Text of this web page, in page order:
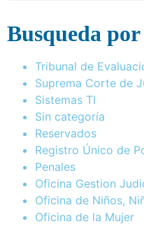
Busqueda
Tribunal de
Suprema Corte de
Sistemas TI
Sin categoría
Reservados
Registro Único de
Penales
Oficina Gestion
Oficina de Niños,
Oficina de la Mujer